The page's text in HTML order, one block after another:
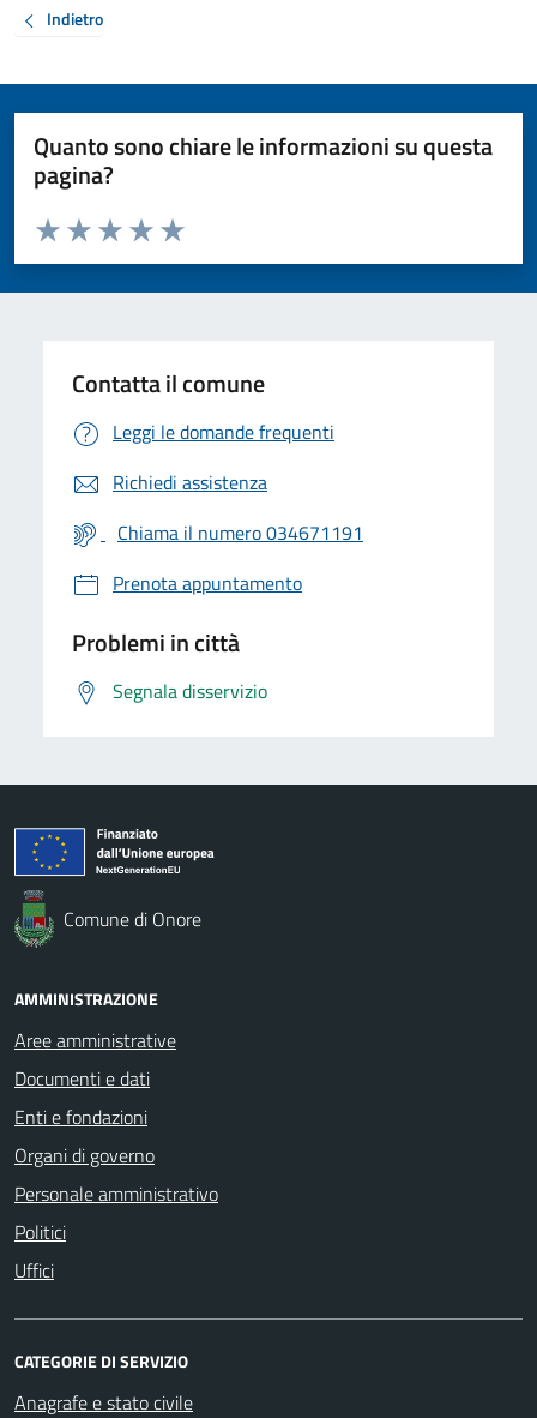
Indietro
Quanto sono chiare le informazioni su questa
pagina?
Valuta da 1 a 5 stelle la pagina
Valuta 5 stelle su 5
Valuta 4 stelle su 5
Valuta 3 stelle su 5
Valuta 2 stelle su 5
Valuta 1 stelle su 5
Contatta il comune
Leggi le domande frequenti
Richiedi assistenza
Chiama il numero 034671191
Prenota appuntamento
Problemi in città
Segnala disservizio
Comune di Onore
AMMINISTRAZIONE
Aree amministrative
Documenti e dati
Enti e fondazioni
Organi di governo
Personale amministrativo
Politici
Uffici
CATEGORIE DI SERVIZIO
Anagrafe e stato civile